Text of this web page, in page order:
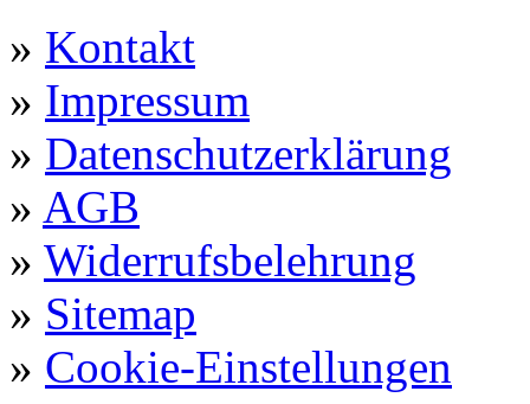
» Kontakt
» Impressum
» Datenschutzerklärung
» AGB
» Widerrufsbelehrung
» Sitemap
» Cookie-Einstellungen